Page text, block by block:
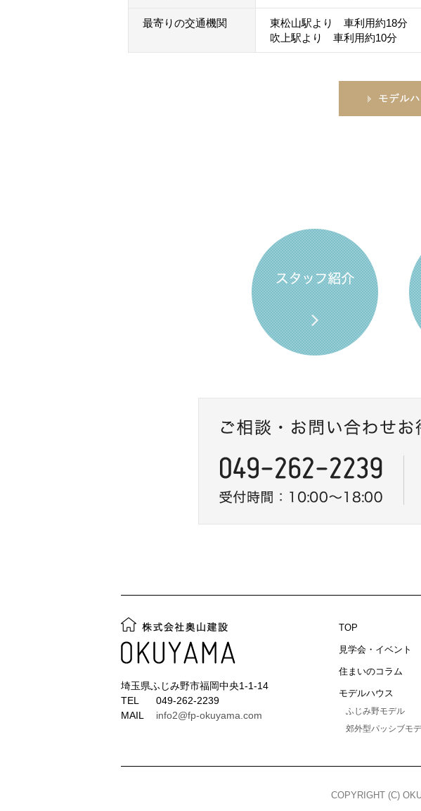
最寄りの交通機関
東松山駅より 車利用約18分
吹上駅より 車利用約10分
TOP
見学会・イベント
住まいのコラム
モデルハウス
ふじみ野モデル
郊外型パッシブモ
埼玉県ふじみ野市福岡中央1-1-14
TEL
049-262-2239
MAIL
info2@fp-okuyama.com
COPYRIGHT (C)